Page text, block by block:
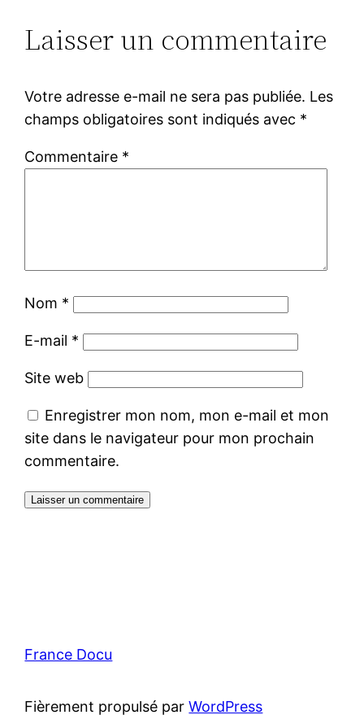
Laisser un commentaire
Votre adresse e-mail ne sera pas publiée. Les
champs obligatoires sont indiqués avec *
Commentaire *
Nom *
E-mail *
Site web
Enregistrer mon nom, mon e-mail et mon
site dans le navigateur pour mon prochain
commentaire.
France Docu
Fièrement propulsé parWordPress